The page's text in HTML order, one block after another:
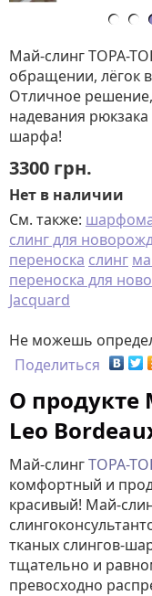
Май-слинг TOPA-
обращении, лёгок
Отличное
надевания
шарфа!
3300 грн.
Нет в наличии
См. также:
слинг для
переноска слинг
переноска для
Jacquard
Не можешь
Поделиться
О продукте
Leo
Май-слингTOPA-
комфортный и
красивый! Май-
тканых слингов-
тщательно и
превосходно